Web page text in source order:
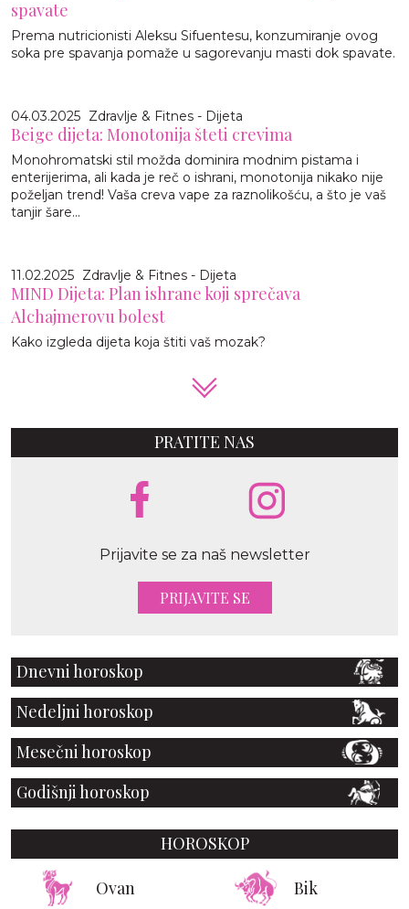
spavate
Prema nutricionisti Aleksu Sifuentesu, konzumiranje ovog
soka pre spavanja pomaže u sagorevanju masti dok spavate.
04.03.2025 Zdravlje & Fitnes - Dijeta
Beige dijeta: Monotonija šteti crevima
Monohromatski stil možda dominira modnim pistama i
enterijerima, ali kada je reč o ishrani, monotonija nikako nije
poželjan trend! Vaša creva vape za raznolikošću, a što je vaš
tanjir šare...
11.02.2025 Zdravlje & Fitnes - Dijeta
MIND Dijeta: Plan ishrane koji sprečava
Alchajmerovu bolest
Kako izgleda dijeta koja štiti vaš mozak?
PRATITE NAS
Prijavite se za naš newsletter
PRIJAVITE SE
Dnevni horoskop
Nedeljni horoskop
Mesečni horoskop
Godišnji horoskop
HOROSKOP
Ovan Bik